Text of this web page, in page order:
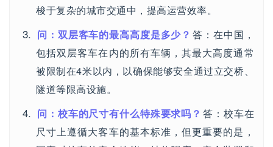
梭于复杂的城市交通中，提高运营效率。
问：双层客车的最高高度是多少？ 答：在中国，
包括双层客车在内的所有车辆，其最大高度通常
被限制在4米以内，以确保能够安全通过立交桥、
隧道等限高设施。
问：校车的尺寸有什么特殊要求吗？ 答：校车在
尺寸上遵循大客车的基本标准，但更重要的是，